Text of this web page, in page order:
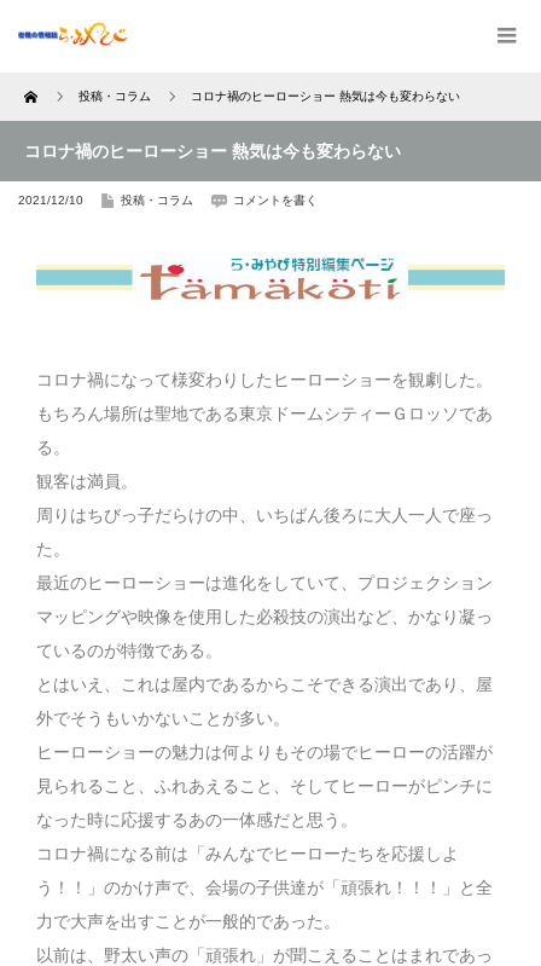
Home 投稿・コラム コロナ禍のヒーローショー 熱気は今も変わらない
コロナ禍のヒーローショー 熱気は今も変わらない
2021/12/10 投稿・コラム コメントを書く
コロナ禍になって様変わりしたヒーローショーを観劇した。
もちろん場所は聖地である東京ドームシティーＧロッソであ
る。
観客は満員。
周りはちびっ子だらけの中、いちばん後ろに大人一人で座っ
た。
最近のヒーローショーは進化をしていて、プロジェクション
マッピングや映像を使用した必殺技の演出など、かなり凝っ
ているのが特徴である。
とはいえ、これは屋内であるからこそできる演出であり、屋
外でそうもいかないことが多い。
ヒーローショーの魅力は何よりもその場でヒーローの活躍が
見られること、ふれあえること、そしてヒーローがピンチに
なった時に応援するあの一体感だと思う。
コロナ禍になる前は「みんなでヒーローたちを応援しよ
う！！」のかけ声で、会場の子供達が「頑張れ！！！」と全
力で大声を出すことが一般的であった。
以前は、野太い声の「頑張れ」が聞こえることはまれであっ